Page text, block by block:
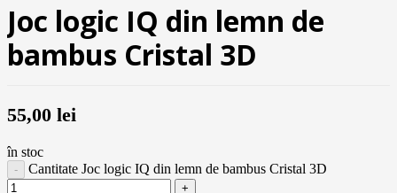
Joc logic IQ din lemn de
bambus Cristal 3D
55,00 lei
în stoc
Cantitate Joc logic IQ din lemn de bambus Cristal 3D